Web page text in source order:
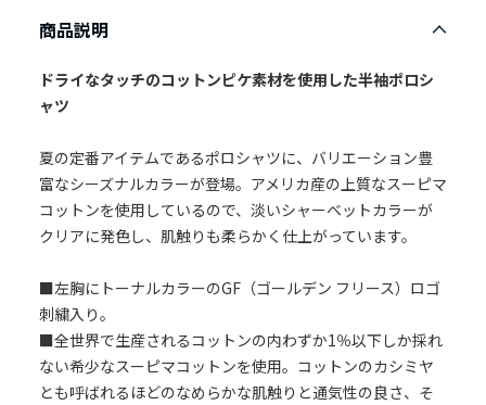
商品説明
ドライなタッチのコットンピケ素材を使用した半袖ポロシ
ャツ
夏の定番アイテムであるポロシャツに、バリエーション豊
富なシーズナルカラーが登場。アメリカ産の上質なスーピマ
コットンを使用しているので、淡いシャーベットカラーが
クリアに発色し、肌触りも柔らかく仕上がっています。
■左胸にトーナルカラーのGF（ゴールデン フリース）ロゴ
刺繍入り。
■全世界で生産されるコットンの内わずか1％以下しか採れ
ない希少なスーピマコットンを使用。コットンのカシミヤ
とも呼ばれるほどのなめらかな肌触りと通気性の良さ、そ